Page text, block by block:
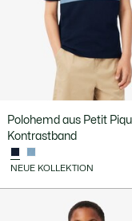
Polohemd aus Petit
Kontrastband
NEUE KOLLEKTION